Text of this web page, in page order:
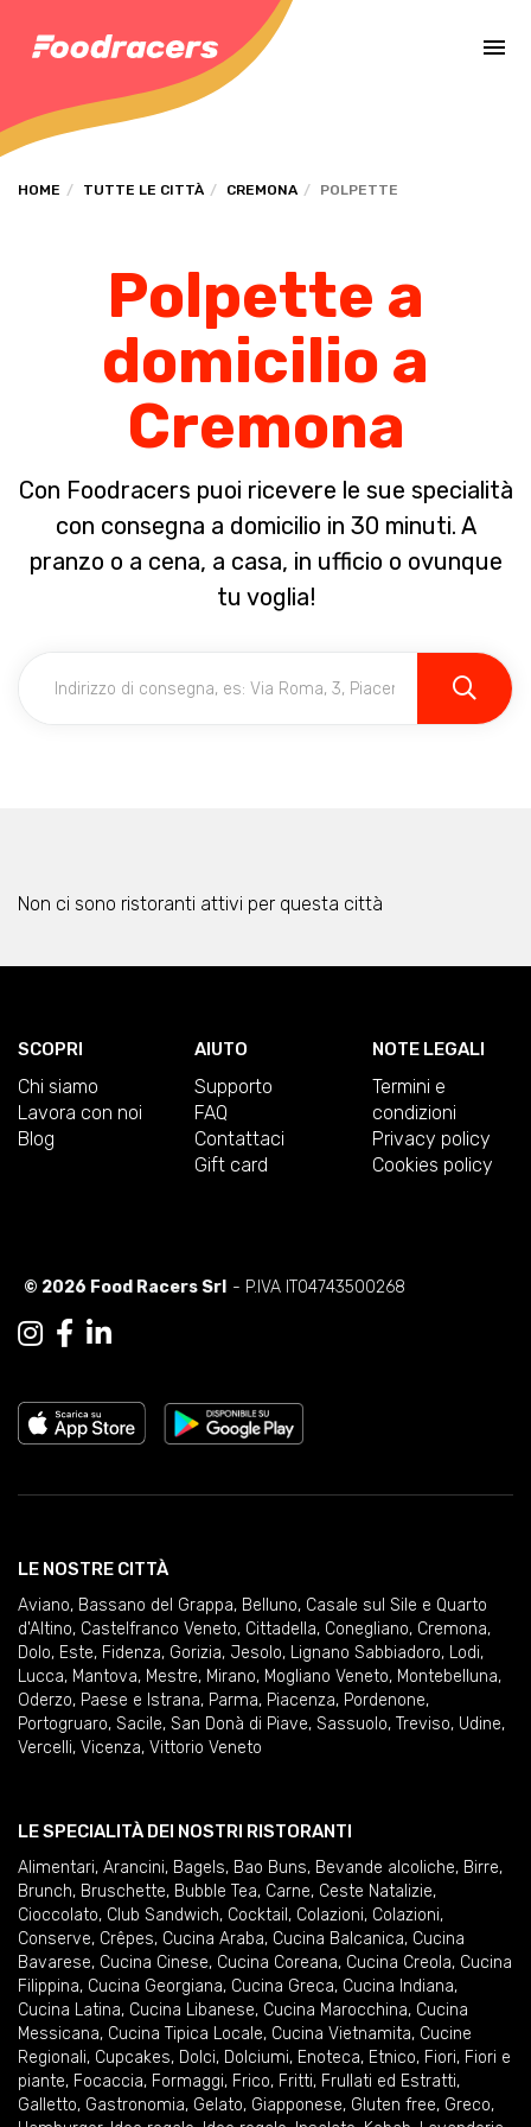
HOME TUTTE LE CITTÀ CREMONA POLPETTE
Polpette a
domicilio a
Cremona
Con Foodracers puoi ricevere le sue specialità
con consegna a domicilio in 30 minuti. A
pranzo o a cena, a casa, in ufficio o ovunque
tu voglia!
Non ci sono ristoranti attivi per questa città
SCOPRI
Chi siamo
Lavora con noi
Blog
AIUTO
Supporto
FAQ
Contattaci
Gift card
NOTE LEGALI
Termini e
condizioni
Privacy policy
Cookies policy
© 2026 Food Racers Srl - P.IVA IT04743500268
LE NOSTRE CITTÀ
Aviano, Bassano del Grappa, Belluno, Casale sul Sile e Quarto
d'Altino, Castelfranco Veneto, Cittadella, Conegliano, Cremona,
Dolo, Este, Fidenza, Gorizia, Jesolo, Lignano Sabbiadoro, Lodi,
Lucca, Mantova, Mestre, Mirano, Mogliano Veneto, Montebelluna,
Oderzo, Paese e Istrana, Parma, Piacenza, Pordenone,
Portogruaro, Sacile, San Donà di Piave, Sassuolo, Treviso, Udine,
Vercelli, Vicenza, Vittorio Veneto
LE SPECIALITÀ DEI NOSTRI RISTORANTI
Alimentari, Arancini, Bagels, Bao Buns, Bevande alcoliche, Birre,
Brunch, Bruschette, Bubble Tea, Carne, Ceste Natalizie,
Cioccolato, Club Sandwich, Cocktail , Colazioni, Colazioni,
Conserve, Crêpes, Cucina Araba, Cucina Balcanica, Cucina
Bavarese, Cucina Cinese, Cucina Coreana, Cucina Creola, Cucina
Filippina, Cucina Georgiana, Cucina Greca, Cucina Indiana,
Cucina Latina, Cucina Libanese, Cucina Marocchina, Cucina
Messicana, Cucina Tipica Locale, Cucina Vietnamita, Cucine
Regionali, Cupcakes, Dolci, Dolciumi, Enoteca, Etnico, Fiori, Fiori e
piante, Focaccia, Formaggi, Frico, Fritti, Frullati ed Estratti,
Galletto, Gastronomia, Gelato, Giapponese, Gluten free, Greco,